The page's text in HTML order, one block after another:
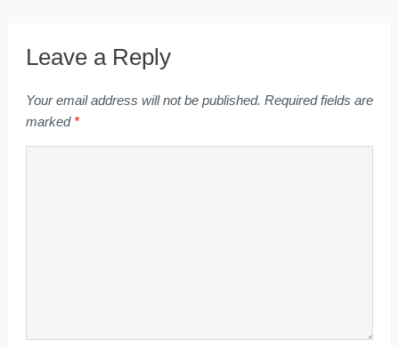
Leave a Reply
Your email address will not be published. Required fields are
marked *